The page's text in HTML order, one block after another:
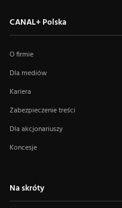
CANAL+ Polska
O firmie
Dla mediów
Kariera
Zabezpieczenie treści
Dla akcjonariuszy
Koncesje
Na skróty